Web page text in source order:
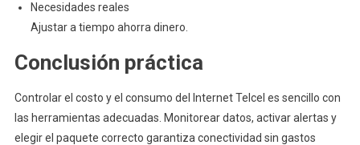
Necesidades reales
Ajustar a tiempo ahorra dinero.
Conclusión práctica
Controlar el costo y el consumo del Internet Telcel es sencillo con
las herramientas adecuadas. Monitorear datos, activar alertas y
elegir el paquete correcto garantiza conectividad sin gastos